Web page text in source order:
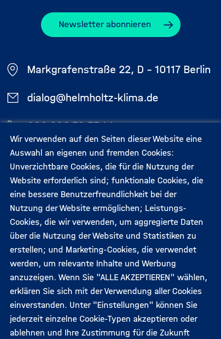
Wir verwenden auf den Seiten dieser Website eine
Auswahl an eigenen und fremden Cookies:
Unverzichtbare Cookies, die für die Nutzung der
Website erforderlich sind; funktionale Cookies, die
eine bessere Benutzerfreundlichkeit bei der
Nutzung der Website ermöglichen; Leistungs-
Cookies, die wir verwenden, um aggregierte Daten
über die Nutzung der Website und Statistiken zu
erstellen; und Marketing-Cookies, die verwendet
werden, um relevante Inhalte und Werbung
anzuzeigen. Wenn Sie "ALLE AKZEPTIEREN" wählen,
erklären Sie sich mit der Verwendung aller Cookies
einverstanden. Unter "Einstellungen" können Sie
jederzeit einzelne Cookie-Typen akzeptieren oder
ablehnen und Ihre Zustimmung für die Zukunft
Newsletter abonnieren
Markgrafenstraße 22, D - 10117 Berlin
dialog@helmholtz-klima.de
030 206 79 57 44
Footermenü
(Hauptseite)
Aktuelles Kontakt
Veranstaltungen Datenschutz
Expert:innen Impressum
Folgen Sie uns: